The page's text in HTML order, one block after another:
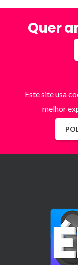
Quer
Este site usa
melhor